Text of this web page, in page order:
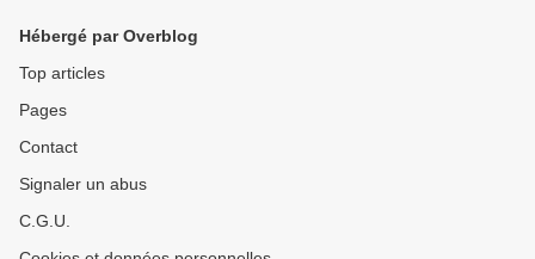
Hébergé par Overblog
Top articles
Pages
Contact
Signaler un abus
C.G.U.